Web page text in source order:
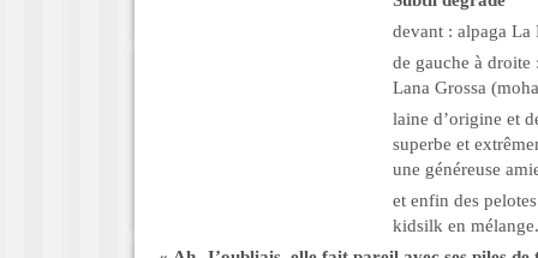
devant : alpaga
de gauche à
Lana Grossa
laine d’origine et
superbe et
une généreuse
et enfin des
kidsilk en mélange.